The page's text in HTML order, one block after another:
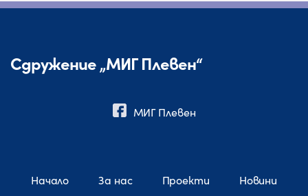
Сдружение „МИГ Плевен“
МИГ Плевен
Начало За нас Проекти Новини